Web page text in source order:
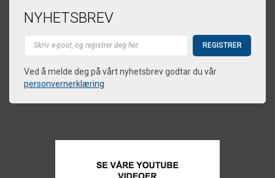
NYHETSBREV
Ved å melde deg på vårt nyhetsbrev godtar du vår
personvernerklæring